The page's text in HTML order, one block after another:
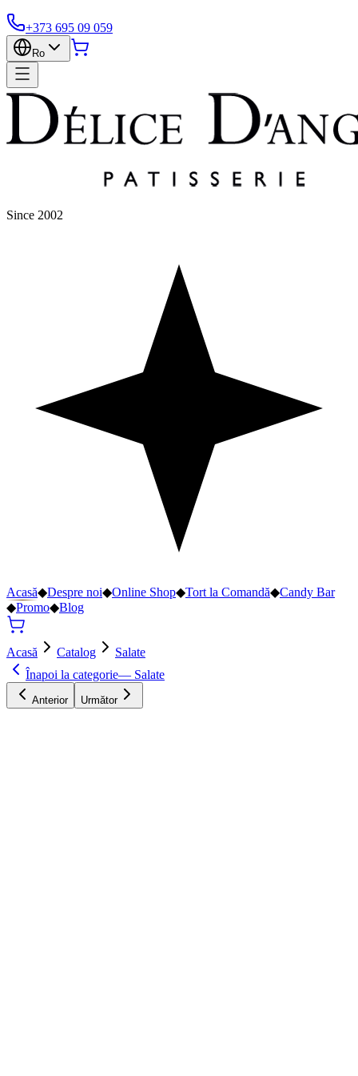
+373 695 09 059
Ro
Since 2002
Acasă◆Despre noi◆Online Shop◆Tort la Comandă◆Candy Bar
◆Promo◆Blog
Acasă Catalog
Salate
Înapoi la categorie— Salate
Anterior Următor